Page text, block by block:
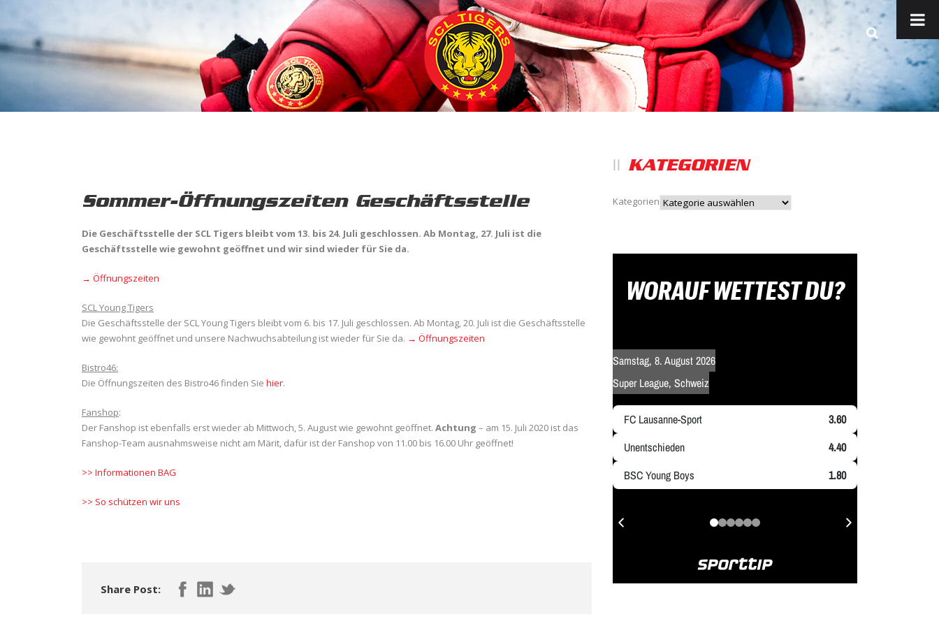
Sommer-Öffnungszeiten Geschäftsstelle
Die Geschäftsstelle der SCL Tigers bleibt vom 13. bis 24. Juli geschlossen. Ab Montag, 27. Juli ist die
Geschäftsstelle wie gewohnt geöffnet und wir sind wieder für Sie da.
→ Öffnungszeiten
SCL Young Tigers
Die Geschäftsstelle der SCL Young Tigers bleibt vom 6. bis 17. Juli geschlossen. Ab Montag, 20. Juli ist die Geschäftsstelle
wie gewohnt geöffnet und unsere Nachwuchsabteilung ist wieder für Sie da. → Öffnungszeiten
Bistro46:
Die Öffnungszeiten des Bistro46 finden Sie hier.
Fanshop:
Der Fanshop ist ebenfalls erst wieder ab Mittwoch, 5. August wie gewohnt geöffnet. Achtung – am 15. Juli 2020 ist das
Fanshop-Team ausnahmsweise nicht am Märit, dafür ist der Fanshop von 11.00 bis 16.00 Uhr geöffnet!
>> Informationen BAG
>> So schützen wir uns
Share Post:
KATEGORIEN
Kategorien